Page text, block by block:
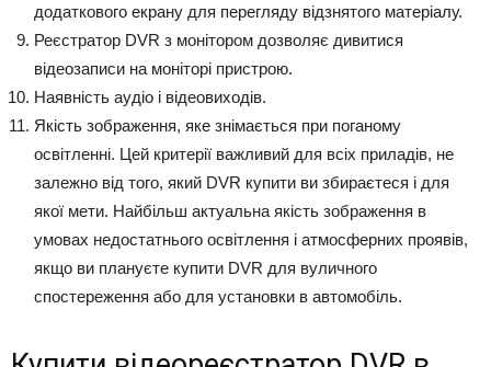
додаткового екрану для перегляду відзнятого матеріалу.
Реєстратор DVR з монітором дозволяє дивитися
відеозаписи на моніторі пристрою.
Наявність аудіо і відеовиходів.
Якість зображення, яке знімається при поганому
освітленні. Цей критерії важливий для всіх приладів, не
залежно від того, який DVR купити ви збираєтеся і для
якої мети. Найбільш актуальна якість зображення в
умовах недостатнього освітлення і атмосферних проявів,
якщо ви плануєте купити DVR для вуличного
спостереження або для установки в автомобіль.